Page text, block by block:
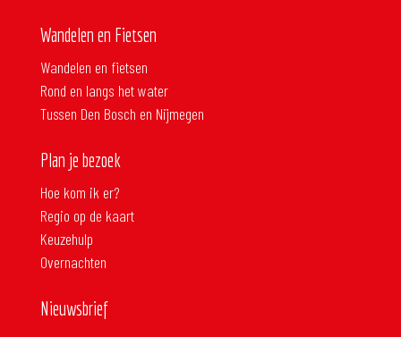
Wandelen en Fietsen
Wandelen en fietsen
Rond en langs het water
Tussen Den Bosch en Nijmegen
Plan je bezoek
Hoe kom ik er?
Regio op de kaart
Keuzehulp
Overnachten
Nieuwsbrief